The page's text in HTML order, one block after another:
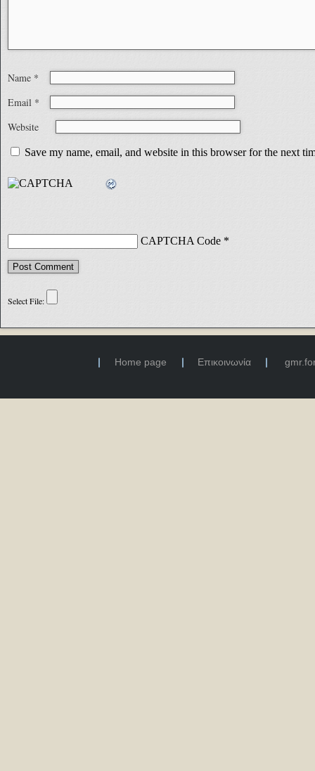
Name *
Email *
Website
Save my name, email, and website in this browser for the next
CAPTCHA Code *
Home page Επικοινωνία